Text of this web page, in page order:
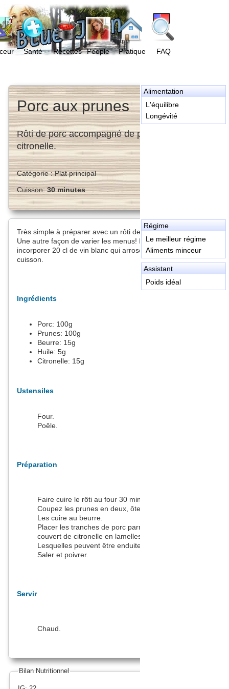
Santé Recettes People Pratique FAQ
Alimentation
L'équilibre
Longévité
Régime
Le meilleur régime
Aliments minceur
Assistant
Poids idéal
Porc aux prunes
Rôti de porc accompagné de prunes cuites et
citronelle.
Catégorie :Plat principal
Cuisson:30 minutes
Très simple à préparer avec un rôti de porc. Peu calorique.
Une autre façon de varier les menus! En option, on peut
incorporer 20 cl de vin blanc qui arrose le porc durant la
cuisson.
Ingrédients
Porc: 100g
Prunes: 100g
Beurre: 15g
Huile: 5g
Citronelle: 15g
Ustensiles
Four.
Poêle.
Préparation
Faire cuire le rôti au four 30 minutes à 180 degrés.
Coupez les prunes en deux, ôter le noyau.
Les cuire au beurre.
Placer les tranches de porc parmi les prunes, le tout
couvert de citronelle en lamelles.
Lesquelles peuvent être enduite du beurre de cuisson.
Saler et poivrer.
Servir
Chaud.
Bilan Nutritionnel